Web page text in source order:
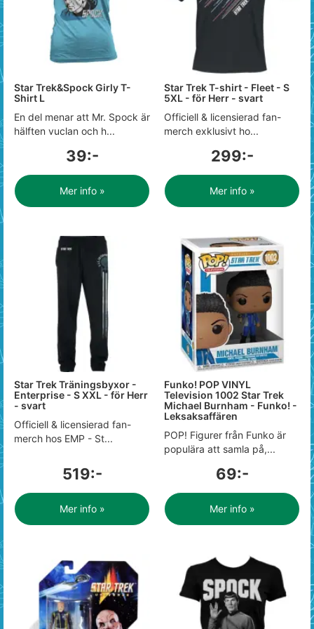
Star Trek&Spock Girly T-
Shirt L
En del menar att Mr. Spock är
hälften vuclan och h...
39:-
Mer info »
Star Trek T-shirt - Fleet - S
5XL - för Herr - svart
Officiell & licensierad fan-
merch exklusivt ho...
299:-
Mer info »
Star Trek Träningsbyxor -
Enterprise - S XXL - för Herr
- svart
Officiell & licensierad fan-
merch hos EMP - St...
519:-
Mer info »
Funko! POP VINYL
Television 1002 Star Trek
Michael Burnham - Funko! -
Leksaksaffären
POP! Figurer från Funko är
populära att samla på,...
69:-
Mer info »